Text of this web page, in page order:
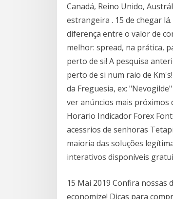
Canadá, Reino Unido,
estrangeira . 15 de chegar
diferença entre o valor de
melhor: spread, na prática,
perto de si! A pesquisa
perto de si num raio de
da Freguesia, ex:
ver anúncios mais próximos
Horario Indicador Forex
acessrios de senhoras
maioria das soluções
interativos disponíveis
15 Mai 2019 Confira
economize! Dicas para